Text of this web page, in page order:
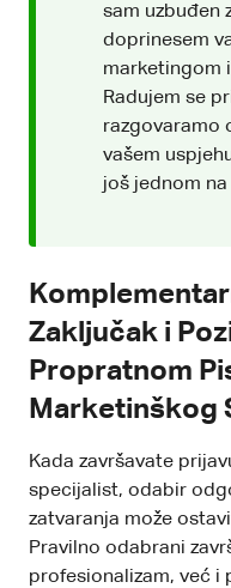
sam uzbuđen
doprinesem
marketingom
Radujem se
razgovaramo
vašem
još jednom na
Zaključak i
Propratnom
Marketinškog
Kada završavate
specijalist, odabir
zatvaranja može
Pravilno odabrani
profesionalizam, već i